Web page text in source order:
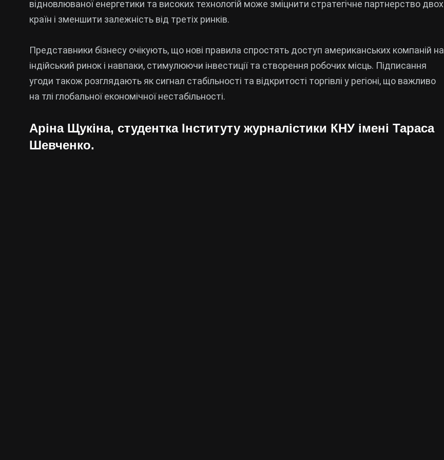
відновлюваної енергетики та високих технологій може зміцнити стратегічне партнерство двох
країн і зменшити залежність від третіх ринків.
Представники бізнесу очікують, що нові правила спростять доступ американських компаній на
індійський ринок і навпаки, стимулюючи інвестиції та створення робочих місць. Підписання
угоди також розглядають як сигнал стабільності та відкритості торгівлі у регіоні, що важливо
на тлі глобальної економічної нестабільності.
Аріна Щукіна, студентка Інституту журналістики КНУ імені Тараса
Шевченко.